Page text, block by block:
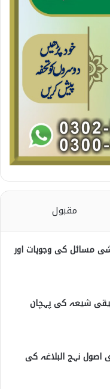
مقبول
مسائل کی وجوہات اور
شیعہ کی پہچان
اصول نہج البلاغہ کی